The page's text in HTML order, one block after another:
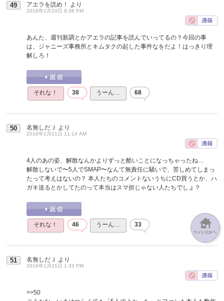
49 アエラを読め！ より
2016年1月20日 9:36 PM
あんた、週刊新調とかアエラの記事を読んでいってるの？今回の事
は、ジャニーズ事務所とキムタクの起した事件なをだよ！はっきり理
解しろ！
それな！ 38 うーん… 68
50 名無しだＪ より
2016年1月21日 11:14 AM
4人のあの姿、解散なんかよりずっと酷いことになっちゃったね…
解散しないで〜5人でSMAP〜なんて無責任に騒いで、苦しめてしまっ
たって考えはないの？ 本人たちのコメントないうちにCD買うとか、ハ
ガキ送るとかしてたのって本当はスマ担じゃない人たちでしょ？
それな！ 46 うーん… 33
51 名無しだＪ より
2016年1月21日 1:33 PM
>>50